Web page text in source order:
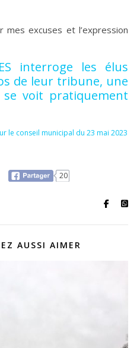
mes excuses et l’expression
interroge les élus
de leur tribune, une
voit pratiquement
le conseil municipal du 23 mai 2023
20
AUSSI AIMER